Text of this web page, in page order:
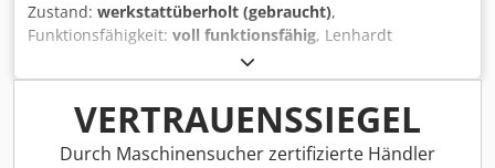
Zustand: werkstattüberholt (gebraucht),
Funktionsfähigkeit: voll funktionsfähig, Lenhardt
Dichtetisch Dsdpezmmkyofx Aiwjkr
VERTRAUENSSIEGEL
Durch Maschinensucher zertifizierte Händler